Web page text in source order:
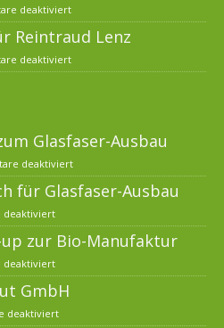
deaktiviert
Reintraud Lenz
deaktiviert
Glasfaser-Ausbau
deaktiviert
für Glasfaser-Ausbau
deaktiviert
zur Bio-Manufaktur
deaktiviert
GmbH
deaktiviert